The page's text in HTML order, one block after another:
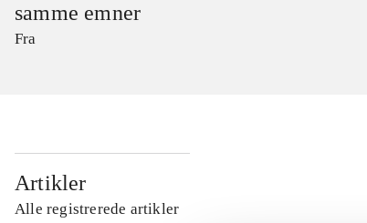
samme emner
Fra
Artikler
Alle registrerede artikler